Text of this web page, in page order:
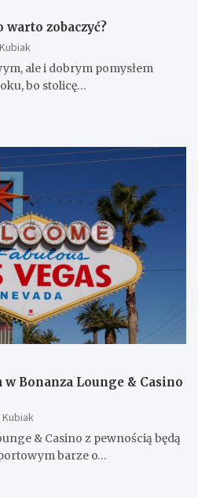
warto zobaczyć?
ale i dobrym pomysłem
bo stolicę…
Bonanza Lounge & Casino
& Casino z pewnością będą
barze o…